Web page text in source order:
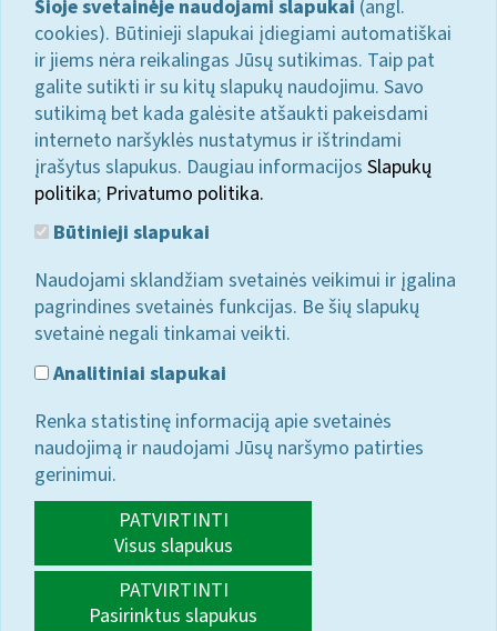
Šioje svetainėje naudojami slapukai (angl.
cookies). Būtinieji slapukai įdiegiami automatiškai
ir jiems nėra reikalingas Jūsų sutikimas. Taip pat
galite sutikti ir su kitų slapukų naudojimu. Savo
sutikimą bet kada galėsite atšaukti pakeisdami
interneto naršyklės nustatymus ir ištrindami
įrašytus slapukus. Daugiau informacijos Slapukų
politika; Privatumo politika.
Būtinieji slapukai
Naudojami sklandžiam svetainės veikimui ir įgalina
pagrindines svetainės funkcijas. Be šių slapukų
svetainė negali tinkamai veikti.
Analitiniai slapukai
Renka statistinę informaciją apie svetainės
naudojimą ir naudojami Jūsų naršymo patirties
gerinimui.
PATVIRTINTI
Visus slapukus
PATVIRTINTI
Pasirinktus slapukus